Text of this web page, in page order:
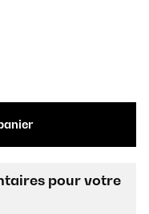
pour votre